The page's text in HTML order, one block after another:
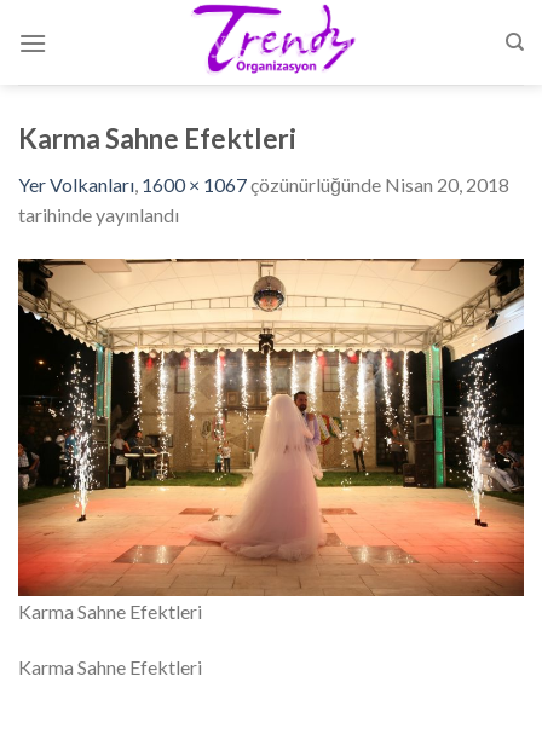
Karma Sahne Efektleri
Yer Volkanları, 1600 × 1067çözünürlüğünde Nisan 20, 2018
tarihinde yayınlandı
Karma Sahne Efektleri
Karma Sahne Efektleri